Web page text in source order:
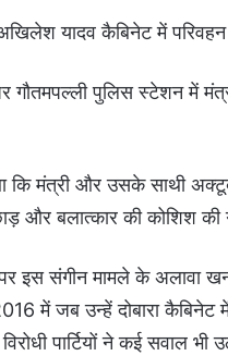
यादव कैबिनेट में
गौतमपल्ली पुलिस स्टेशन में
था कि मंत्री और उसके
और बलात्कार की कोशिश
पर इस संगीन मामले के अलावा
में जब उन्हें दोबारा
पार्टियों ने कई सवाल भी